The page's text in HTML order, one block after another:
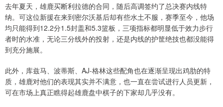
去年夏天，雄鹿买断利拉德的合同，随后高调签约了总决赛内线特
纳。可这位新援在来到密尔沃基后却有些水土不服，赛季至今，他场
均只能得到12.2分1.5封盖和5.3篮板，三项指标都明显低于效力步行
者时的水准，无论三分线外的投射，还是内线的护筐绝技也都没能得
到充分施展。
此外，库兹马、波蒂斯、AJ-格林这些配角也在逐渐呈现出鸡肋的特
质，雄鹿对他们的表现其实并不满意，也一直在尝试进行人员更新，
可在市场上真正瞧得起雄鹿盘中棋子的下家却几乎没有。